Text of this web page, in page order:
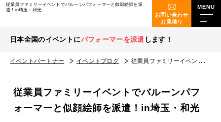
従業員ファミリーイベントでバルーンパフォーマーと似顔絵師を派
遣！in埼玉・和光
お問い合わせ
お見積り
日本全国のイベントにパフォーマーを派遣 します！
イベントパートナー イベントブログ 従業員ファミリーイベントでバルーンパフォーマーと似顔絵師を派遣！in埼玉・和光
従業員ファミリーイベントでバルーンパフ
ォーマーと似顔絵師を派遣！in埼玉・和光